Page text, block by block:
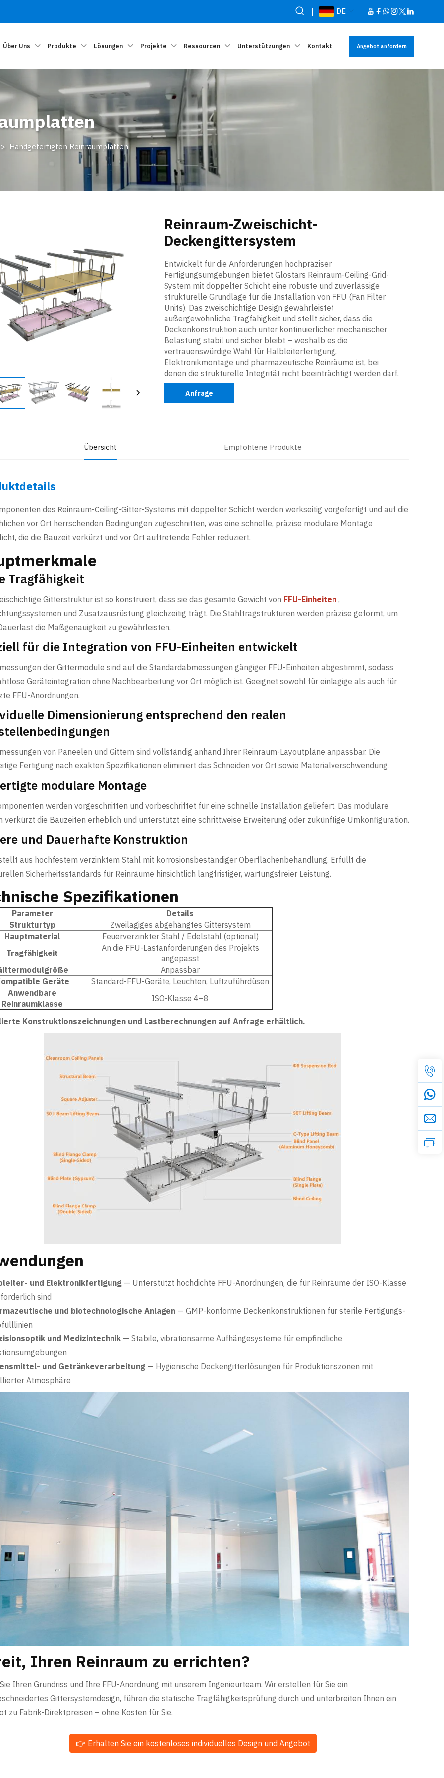
| DE
Über Uns Produkte Lösungen Projekte Ressourcen Unterstützungen Kontakt Angebot anfordern
> Handgefertigten Reinraumplatten
Reinraum-Zweischicht-
Deckengittersystem
Entwickelt für die Anforderungen hochpräziser
Fertigungsumgebungen bietet Glostars Reinraum-Ceiling-Grid-
System mit doppelter Schicht eine robuste und zuverlässige
strukturelle Grundlage für die Installation von FFU (Fan Filter
Units). Das zweischichtige Design gewährleistet
außergewöhnliche Tragfähigkeit und stellt sicher, dass die
Deckenkonstruktion auch unter kontinuierlicher mechanischer
Belastung stabil und sicher bleibt – weshalb es die
vertrauenswürdige Wahl für Halbleiterfertigung,
Elektronikmontage und pharmazeutische Reinräume ist, bei
denen die strukturelle Integrität nicht beeinträchtigt werden darf.
Anfrage
Übersicht Empfohlene Produkte
des Reinraum-Ceiling-Gitter-Systems mit doppelter Schicht werden werkseitig vorgefertigt und auf die
vor Ort herrschenden Bedingungen zugeschnitten, was eine schnelle, präzise modulare Montage
die die Bauzeit verkürzt und vor Ort auftretende Fehler reduziert.
Tragfähigkeit
Gitterstruktur ist so konstruiert, dass sie das gesamte Gewicht von FFU-Einheiten ,
und Zusatzausrüstung gleichzeitig trägt. Die Stahltragstrukturen werden präzise geformt, um
die Maßgenauigkeit zu gewährleisten.
für die Integration von FFU-Einheiten entwickelt
der Gittermodule sind auf die Standardabmessungen gängiger FFU-Einheiten abgestimmt, sodass
Geräteintegration ohne Nachbearbeitung vor Ort möglich ist. Geeignet sowohl für einlagige als auch für
FFU-Anordnungen.
Dimensionierung entsprechend den realen
von Paneelen und Gittern sind vollständig anhand Ihrer Reinraum-Layoutpläne anpassbar. Die
Fertigung nach exakten Spezifikationen eliminiert das Schneiden vor Ort sowie Materialverschwendung.
modulare Montage
werden vorgeschnitten und vorbeschriftet für eine schnelle Installation geliefert. Das modulare
verkürzt die Bauzeiten erheblich und unterstützt eine schrittweise Erweiterung oder zukünftige Umkonfiguration.
und Dauerhafte Konstruktion
aus hochfestem verzinktem Stahl mit korrosionsbeständiger Oberflächenbehandlung. Erfüllt die
Sicherheitsstandards für Reinräume hinsichtlich langfristiger, wartungsfreier Leistung.
Spezifikationen
Parameter
Details
Strukturtyp
Zweilagiges abgehängtes Gittersystem
Hauptmaterial
Feuerverzinkter Stahl / Edelstahl (optional)
Tragfähigkeit
An die FFU-Lastanforderungen des Projekts
angepasst
Anpassbar
Geräte
Standard-FFU-Geräte, Leuchten, Luftzuführdüsen
Anwendbare
Reinraumklasse
ISO-Klasse 4–8
Konstruktionszeichnungen und Lastberechnungen auf Anfrage erhältlich.
und Elektronikfertigung — Unterstützt hochdichte FFU-Anordnungen, die für Reinräume der ISO-Klasse
sind
und biotechnologische Anlagen — GMP-konforme Deckenkonstruktionen für sterile Fertigungs-
und Medizintechnik — Stabile, vibrationsarme Aufhängesysteme für empfindliche
und Getränkeverarbeitung — Hygienische Deckengitterlösungen für Produktionszonen mit
Atmosphäre
Ihren Reinraum zu errichten?
Ihren Grundriss und Ihre FFU-Anordnung mit unserem Ingenieurteam. Wir erstellen für Sie ein
Gittersystemdesign, führen die statische Tragfähigkeitsprüfung durch und unterbreiten Ihnen ein
zu Fabrik-Direktpreisen – ohne Kosten für Sie.
👉 Erhalten Sie ein kostenloses individuelles Design und Angebot